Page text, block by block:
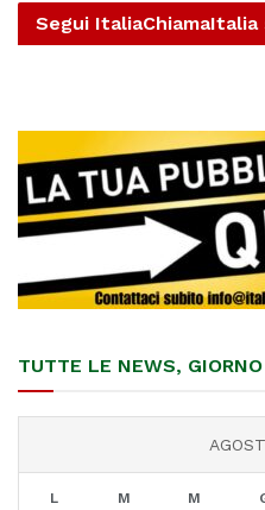
Segui ItaliaChiamaItalia
TUTTE LE NEWS, GIORNO
L M M